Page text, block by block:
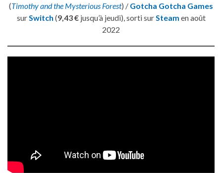
(Timothy and the Mysterious Forest) / Gotcha Gotcha Games
sur Switch (9,43 €jusqu’à jeudi), sorti sur Steam en août
2022